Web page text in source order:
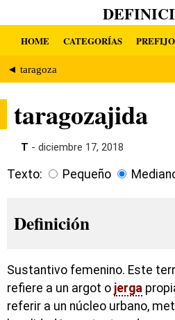
HOME CATEGORÍAS PREFIJO
◄ taragoza
taragozajida
T - diciembre 17, 2018
Texto: Pequeño
Definición
Sustantivo femenino. Este
refiere a un argot o jerga
referir a un núcleo urbano,